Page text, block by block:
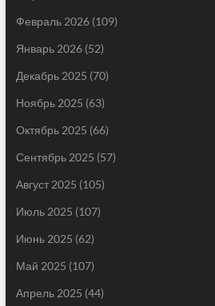
Февраль 2026(109)
Январь 2026(52)
Декабрь 2025 (70)
Ноябрь 2025 (63)
Октябрь 2025 (66)
Сентябрь 2025 (57)
Август 2025 (105)
Июль 2025 (107)
Июнь 2025 (62)
Май 2025 (107)
Апрель 2025 (44)